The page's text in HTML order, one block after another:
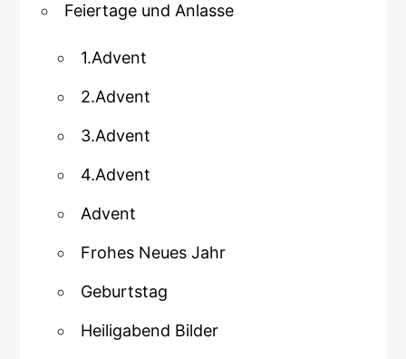
Feiertage und Anlasse
1.Advent
2.Advent
3.Advent
4.Advent
Advent
Frohes Neues Jahr
Geburtstag
Heiligabend Bilder